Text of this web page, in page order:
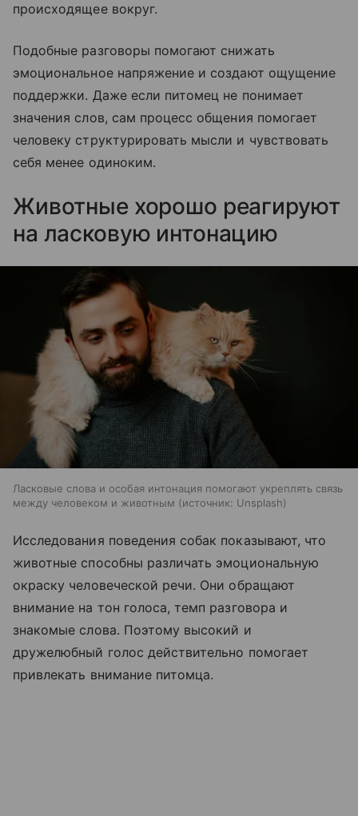
происходящее вокруг.
Подобные разговоры помогают снижать
эмоциональное напряжение и создают ощущение
поддержки. Даже если питомец не понимает
значения слов, сам процесс общения помогает
человеку структурировать мысли и чувствовать
себя менее одиноким.
Животные хорошо реагируют
на ласковую интонацию
Ласковые слова и особая интонация помогают укреплять связь
между человеком и животным
источник: Unsplash
Исследования поведения собак показывают, что
животные способны различать эмоциональную
окраску человеческой речи. Они обращают
внимание на тон голоса, темп разговора и
знакомые слова. Поэтому высокий и
дружелюбный голос действительно помогает
привлекать внимание питомца.